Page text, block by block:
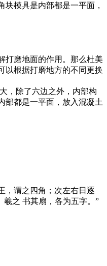
模具是内部都是一平面，
打磨地面的作用。那么杜美
以根据打磨地方的不同更换
，除了六边之外，内部构
部都是一平面，放入混凝土
，谓之四角；次左右日逐
羲之 书其扇，各为五字。”